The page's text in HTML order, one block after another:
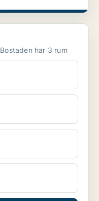
Lägenhet att hyra i Falkenberg Bostaden har 3 rum